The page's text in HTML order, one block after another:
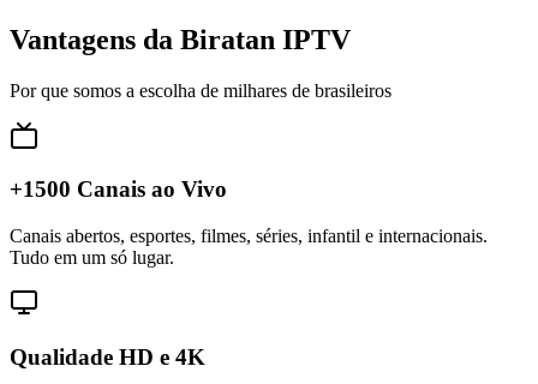
Vantagens da Biratan IPTV
Por que somos a escolha de milhares de brasileiros
+1500 Canais ao Vivo
Canais abertos, esportes, filmes, séries, infantil e internacionais.
Tudo em um só lugar.
Qualidade HD e 4K